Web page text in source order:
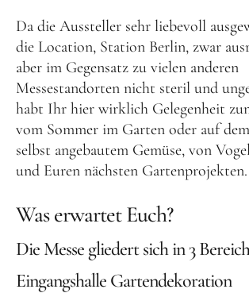
Da die Aussteller sehr liebevoll
die Location, Station Berlin, zwar
aber im Gegensatz zu vielen anderen
Messestandorten nicht steril und
habt Ihr hier wirklich Gelegenheit
vom Sommer im Garten oder auf
selbst angebautem Gemüse, von
und Euren nächsten Gartenprojekten.
Was erwartet Euch?
Die Messe gliedert sich in 3
Eingangshalle Gartendekoration